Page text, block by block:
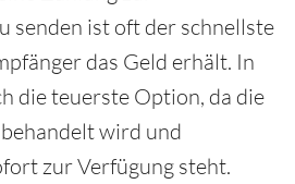
senden ist oft der schnellste
das Geld erhält. In
die teuerste Option, da die
wird und
zur Verfügung steht.